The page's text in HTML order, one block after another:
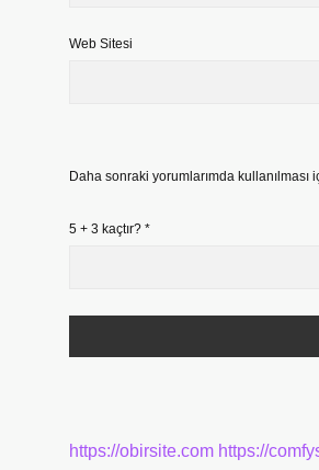
Web Sitesi
Daha sonraki yorumlarımda
5 + 3 kaçtır? *
https://obirsite.com https://